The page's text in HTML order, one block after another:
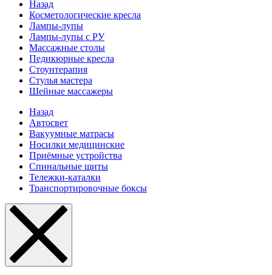
Назад
Косметологические кресла
Лампы-лупы
Лампы-лупы с РУ
Массажные столы
Педикюрные кресла
Стоунтерапия
Стулья мастера
Шейные массажеры
Назад
Автосвет
Вакуумные матрасы
Носилки медицинские
Приёмные устройства
Спинальные щиты
Тележки-каталки
Транспортировочные боксы